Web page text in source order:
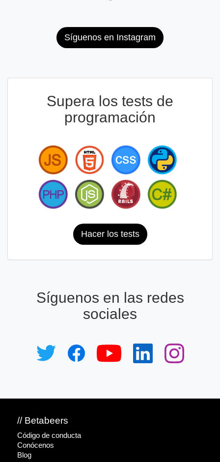
Síguenos en Instagram
Supera los tests de
programación
Hacer los tests
Síguenos en las redes
sociales
// Betabeers
Código de conducta
Conócenos
Blog